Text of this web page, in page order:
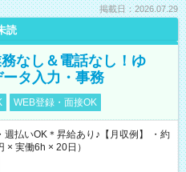
掲載日：2026.07.29
読
なし＆電話なし！ゆ
タ入力・事務
WEB登録・面接OK
払いOK＊昇給あり♪【月収例】 ・約
× 実働6h × 20日）